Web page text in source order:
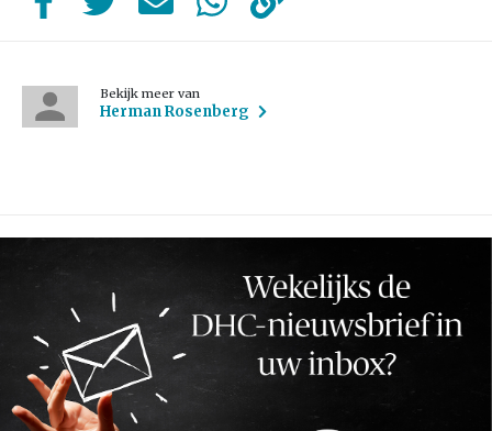
Bekijk meer van
Herman Rosenberg